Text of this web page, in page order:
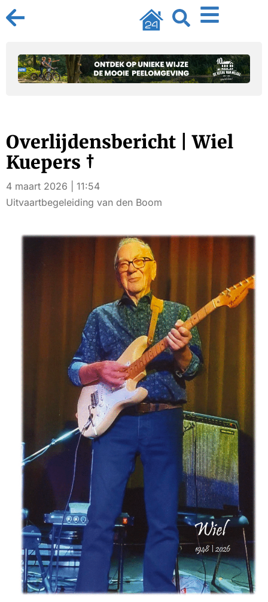
Overlijdensbericht | Wiel
Kuepers †
4 maart 2026 | 11:54
Uitvaartbegeleiding van den Boom